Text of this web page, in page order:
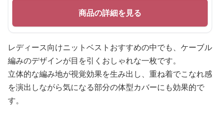
商品の詳細を見る
レディース向けニットベストおすすめの中でも、ケーブル
編みのデザインが目を引くおしゃれな一枚です。
立体的な編み地が視覚効果を生み出し、重ね着でこなれ感
を演出しながら気になる部分の体型カバーにも効果的で
す。